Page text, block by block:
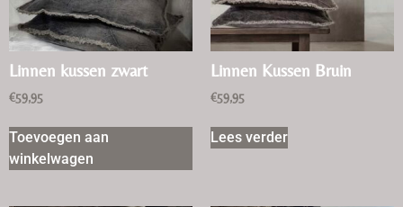
Linnen kussen zwart
€59,95
Toevoegen aan
winkelwagen
Linnen Kussen Bruin
€59,95
Lees verder